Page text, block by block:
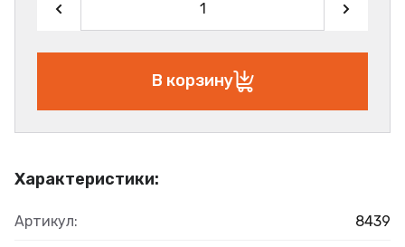
Характеристики:
Артикул: 8439
В корзину